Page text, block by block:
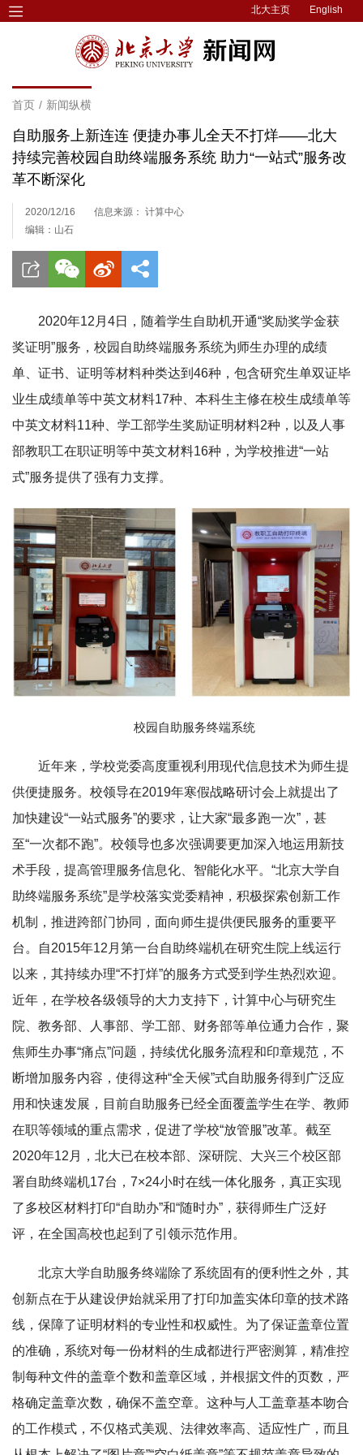
北大主页 English
首页 / 新闻纵横
自助服务上新连连 便捷办事儿全天不打烊——北大
持续完善校园自助终端服务系统 助力“一站式”服务改
革不断深化
2020/12/16
信息来源： 计算中心
编辑：山石
2020年12月4日，随着学生自助机开通“奖励奖学金获
奖证明”服务，校园自助终端服务系统为师生办理的成绩
单、证书、证明等材料种类达到46种，包含研究生单双证毕
业生成绩单等中英文材料17种、本科生主修在校生成绩单等
中英文材料11种、学工部学生奖励证明材料2种，以及人事
部教职工在职证明等中英文材料16种，为学校推进“一站
式”服务提供了强有力支撑。
校园自助服务终端系统
近年来，学校党委高度重视利用现代信息技术为师生提
供便捷服务。校领导在2019年寒假战略研讨会上就提出了
加快建设“一站式服务”的要求，让大家“最多跑一次”，甚
至“一次都不跑”。校领导也多次强调要更加深入地运用新技
术手段，提高管理服务信息化、智能化水平。“北京大学自
助终端服务系统”是学校落实党委精神，积极探索创新工作
机制，推进跨部门协同，面向师生提供便民服务的重要平
台。自2015年12月第一台自助终端机在研究生院上线运行
以来，其持续办理“不打烊”的服务方式受到学生热烈欢迎。
近年，在学校各级领导的大力支持下，计算中心与研究生
院、教务部、人事部、学工部、财务部等单位通力合作，聚
焦师生办事“痛点”问题，持续优化服务流程和印章规范，不
断增加服务内容，使得这种“全天候”式自助服务得到广泛应
用和快速发展，目前自助服务已经全面覆盖学生在学、教师
在职等领域的重点需求，促进了学校“放管服”改革。截至
2020年12月，北大已在校本部、深研院、大兴三个校区部
署自助终端机17台，7×24小时在线一体化服务，真正实现
了多校区材料打印“自助办”和“随时办”，获得师生广泛好
评，在全国高校也起到了引领示范作用。
北京大学自助服务终端除了系统固有的便利性之外，其
创新点在于从建设伊始就采用了打印加盖实体印章的技术路
线，保障了证明材料的专业性和权威性。为了保证盖章位置
的准确，系统对每一份材料的生成都进行严密测算，精准控
制每种文件的盖章个数和盖章区域，并根据文件的页数，严
格确定盖章次数，确保不盖空章。这种与人工盖章基本吻合
的工作模式，不仅格式美观、法律效率高、适应性广，而且